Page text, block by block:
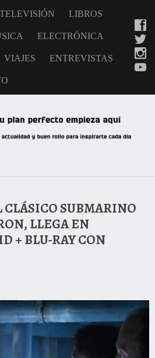
TELEVISIÓN LIBROS
ELECTRÓNICA
VIAJES ENTREVISTAS
CLÁSICO SUBMARINO
LLEGA EN
+ BLU-RAY CON